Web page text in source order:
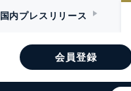
国内プレスリリース
会員登録